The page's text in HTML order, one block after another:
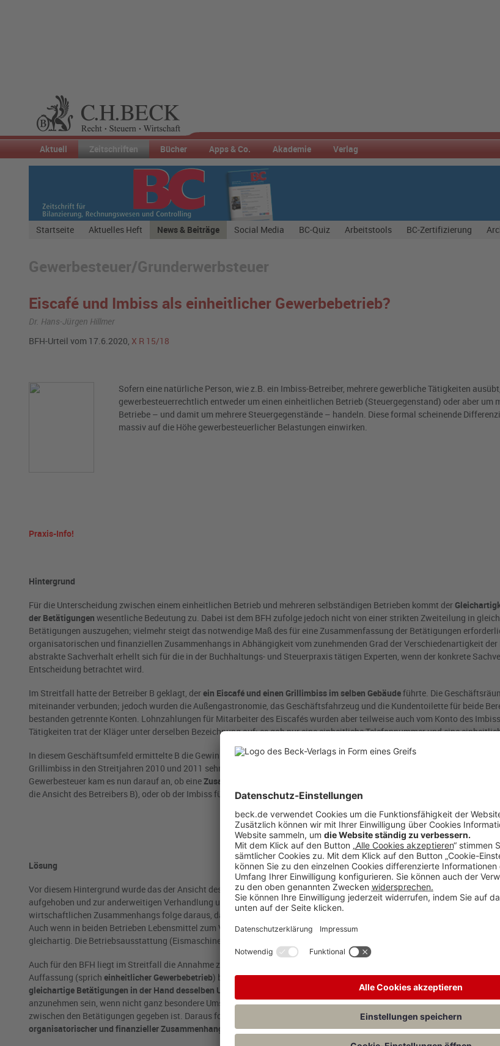
Aktuell Zeitschriften Bücher Apps & Co. Akademie Verlag
Startseite Aktuelles Heft News & Beiträge Social Media BC-Quiz Arbeitstools BC-Zertifizierung
Gewerbesteuer/Grunderwerbsteuer
Eiscafé und Imbiss als einheitlicher Gewerbebetrieb?
Dr. Hans-Jürgen Hillmer
BFH-Urteil vom 17.6.2020, X R 15/18
Sofern eine natürliche Person, wie z.B. ein Imbiss-Betreiber, mehrere gewerbliche Tätigkeiten
gewerbesteuerrechtlich entweder um einen einheitlichen Betrieb (Steuergegenstand) oder aber um
Betriebe – und damit um mehrere Steuergegenstände – handeln. Diese formal scheinende
massiv auf die Höhe gewerbesteuerlicher Belastungen einwirken.
Praxis-Info!
Hintergrund
Für die Unterscheidung zwischen einem einheitlichen Betrieb und mehreren selbständigen Betrieben kommt der
der Betätigungen wesentliche Bedeutung zu. Dabei ist dem BFH zufolge jedoch nicht von einer strikten Zweiteilung in
Betätigungen auszugehen; vielmehr steigt das notwendige Maß des für eine Zusammenfassung der Betätigungen
organisatorischen und finanziellen Zusammenhangs in Abhängigkeit vom zunehmenden Grad der Verschiedenartigkeit
abstrakte Sachverhalt erhellt sich für die in der Buchhaltungs- und Steuerpraxis tätigen Experten, wenn der konkrete
Entscheidung betrachtet wird.
Im Streitfall hatte der Betreiber B geklagt, derein Eiscafé und einen Grillimbiss im selben Gebäudeführte. Die
miteinander verbunden; jedoch wurden die Außengastronomie, das Geschäftsfahrzeug und die Kundentoilette für beide
bestanden getrennte Konten. Lohnzahlungen für Mitarbeiter des Eiscafés wurden aber teilweise auch vom Konto des
Tätigkeiten trat der Kläger unter derselben Bezeichnung auf; es gab nur eine einheitliche Telefonnummer und eine
In diesem Geschäftsumfeld ermittelte B die Gewinne beider Betätigungen durch getrennte Einnahmen-
Grillimbiss in den Streitjahren 2010 und 2011 sehr profitabel war, wurden mit dem Café beträchtliche Verluste
Gewerbesteuer kam es nun darauf an, ob eineZusammenrechnung
die Ansicht des Betreibers B), oder ob der Imbiss für sich der Gewebesteuer zu unterwerfen war (
Lösung
Vor diesem Hintergrund wurde das der Ansicht des Finanzamts folgende Urteil der Vorinstanz (FG Münster vom 10.10.2017,
aufgehoben und zur anderweitigen Verhandlung und Entscheidung zurückverwiesen. Das Finanzgericht (FG) war der
wirtschaftlichen Zusammenhangs folge daraus, dass es sich um ungleichartige Betätigungen handle, die einander weder
Auch wenn in beiden Betrieben Lebensmittel zum Verzehr angeboten würden, gehörten sie zu
gleichartig. Die Betriebsausstattung (Eismaschine einerseits, Kaffeemaschine andererseits) sowie die benötigten Waren
Auch für den BFH liegt im Streitfall die Annahme zweier Teilbetriebe zwar durchaus im Bereich des Möglichen. Zur
Auffassung (sprich einheitlicher Gewerbebetrieb) blickt der BFH aber mehr als 80 Jahre zurück und bemüht den
gleichartige Betätigungen in der Hand desselben Unternehmers
bereits die Vermutung aufgestellt habe, hier werde ein
anzunehmen sein, wenn nicht ganz besondere Umstände dagegen sprechen. Diese Vermutung sei allerdings widerlegt,
zwischen den Betätigungen gegeben ist. Daraus folgt für den BFH, dass auch bei gleichartigen Tätigkeiten ein gewisser
organisatorischer und finanzieller Zusammenhang
bestehen muss.